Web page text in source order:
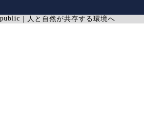
public 人と自然が共存する環境へ